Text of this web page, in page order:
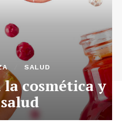
SALUD
la cosmética y